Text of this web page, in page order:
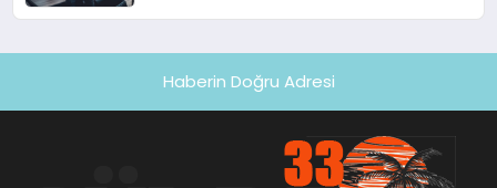
Haberin Doğru Adresi